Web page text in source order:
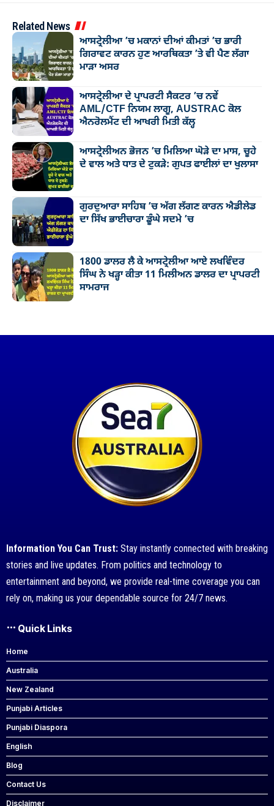
Related News
ਆਸਟ੍ਰੇਲੀਆ ’ਚ ਮਕਾਨਾਂ ਦੀਆਂ ਕੀਮਤਾਂ ’ਚ ਭਾਰੀ
ਗਿਰਾਵਟ ਕਾਰਨ ਹੁਣ ਆਰਥਿਕਤਾ ’ਤੇ ਵੀ ਪੈਣ ਲੱਗਾ
ਮਾੜਾ ਅਸਰ
ਆਸਟ੍ਰੇਲੀਆ ਦੇ ਪ੍ਰਾਪਰਟੀ ਸੈਕਟਰ ’ਚ ਨਵੇਂ
AML/CTF ਨਿਯਮ ਲਾਗੂ, AUSTRAC ਕੋਲ
ਐਨਰੋਲਮੈਂਟ ਦੀ ਆਖਰੀ ਮਿਤੀ ਕੱਲ੍ਹ
ਆਸਟ੍ਰੇਲੀਅਨ ਭੋਜਨ ’ਚ ਮਿਲਿਆ ਘੋੜੇ ਦਾ ਮਾਸ, ਚੂਹੇ
ਦੇ ਵਾਲ ਅਤੇ ਧਾਤ ਦੇ ਟੁਕੜੇ: ਗੁਪਤ ਫਾਈਲਾਂ ਦਾ ਖੁਲਾਸਾ
ਗੁਰਦੁਆਰਾ ਸਾਹਿਬ ’ਚ ਅੱਗ ਲੱਗਣ ਕਾਰਨ ਐਡੀਲੇਡ
ਦਾ ਸਿੱਖ ਭਾਈਚਾਰਾ ਡੂੰਘੇ ਸਦਮੇ ’ਚ
1800 ਡਾਲਰ ਲੈ ਕੇ ਆਸਟ੍ਰੇਲੀਆ ਆਏ ਲਖਵਿੰਦਰ
ਸਿੰਘ ਨੇ ਖੜ੍ਹਾ ਕੀਤਾ 11 ਮਿਲੀਅਨ ਡਾਲਰ ਦਾ ਪ੍ਰਾਪਰਟੀ
ਸਾਮਰਾਜ
Information You Can Trust: Stay instantly connected with breaking
stories and live updates. From politics and technology to
entertainment and beyond, we provide real-time coverage you can
rely on, making us your dependable source for 24/7 news.
Quick Links
Home
Australia
New Zealand
Punjabi Articles
Punjabi Diaspora
English
Blog
Contact Us
Disclaimer